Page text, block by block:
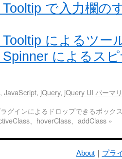
で入力欄の
によるツー
によるス
, JavaScript, jQuery, jQuery UI パーマ
グインによるドロップできるボック
、hoverClass、addClass »
About｜ プラ